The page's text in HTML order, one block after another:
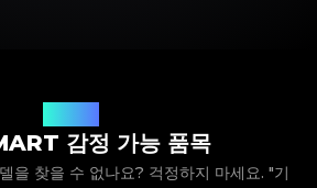
감정 가능 품목
을 찾을 수 없나요? 걱정하지 마세요. "기